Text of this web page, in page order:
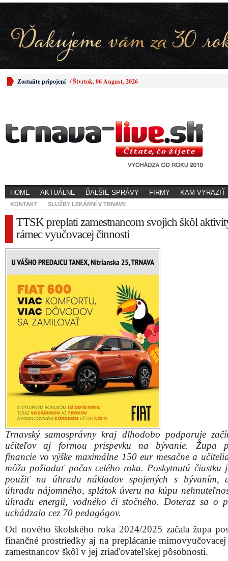
Zostaňte pripojení /Štvrtok, 06 August, 2026
HOME AKTUÁLNE ĎALŠIE SPRÁVY FIRMY KAM VYRAZIŤ
KONTAKT SLUŽBY LEKÁRNÍ V TRNAVE
TTSK preplatí zamestnancom svojich škôl
rámec vyučovacej činnosti
Trnavský samosprávny kraj dlhodobo podporuje
učiteľov aj formou príspevku na bývanie. Župa
financie vo výške maximálne 150 eur mesačne a
môžu požiadať počas celého roka. Poskytnutú čiastku
použiť na úhradu nákladov spojených s
úhradu nájomného, splátok úveru na kúpu
úhradu energií, vodného či stočného. Doteraz sa o
uchádzalo cez 70 pedagógov.
Od nového školského roka 2024/2025 začala župa
finančné prostriedky aj na preplácanie
zamestnancov škôl v jej zriaďovateľskej pôsobnosti.